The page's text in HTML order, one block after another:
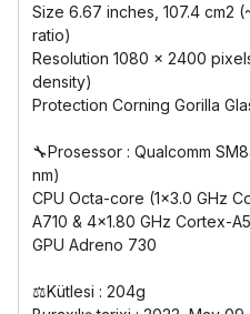
Size 6.67 inches, 107.4 cm2
ratio)
Resolution 1080 x 2400
density)
Protection Corning Gorilla
🔧Prosessor : Qualcomm
nm)
CPU Octa-core (1x3.0 GHz
A710 & 4x1.80 GHz Cortex-
GPU Adreno 730
⚖️Kütlesi : 204g